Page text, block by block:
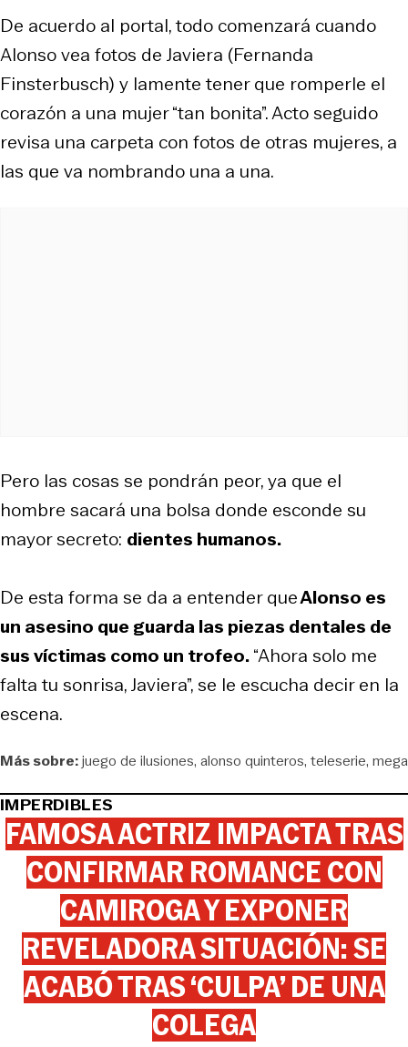
De acuerdo al portal, todo comenzará cuando
Alonso vea fotos de Javiera (Fernanda
Finsterbusch) y lamente tener que romperle el
corazón a una mujer “tan bonita”. Acto seguido
revisa una carpeta con fotos de otras mujeres, a
las que va nombrando una a una.
Pero las cosas se pondrán peor, ya que el
hombre sacará una bolsa donde esconde su
mayor secreto: dientes humanos.
De esta forma se da a entender queAlonso es
un asesino que guarda las piezas dentales de
sus víctimas como un trofeo.“Ahora solo me
falta tu sonrisa, Javiera”, se le escucha decir en la
escena.
Más sobre:juego de ilusiones alonso quinteros teleserie mega
IMPERDIBLES
FAMOSA ACTRIZ IMPACTA TRAS
CONFIRMAR ROMANCE CON
CAMIROGA Y EXPONER
REVELADORA SITUACIÓN: SE
ACABÓ TRAS ‘CULPA’ DE UNA
COLEGA